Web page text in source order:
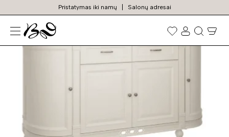
Pristatymas iki namų Salonų adresai
Prekių
paieška
N